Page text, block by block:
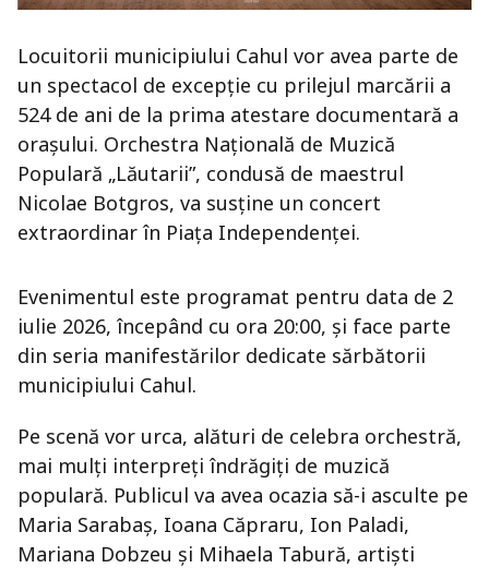
Locuitorii municipiului Cahul vor avea parte de
un spectacol de excepție cu prilejul marcării a
524 de ani de la prima atestare documentară a
orașului. Orchestra Națională de Muzică
Populară „Lăutarii”, condusă de maestrul
Nicolae Botgros, va susține un concert
extraordinar în Piața Independenței.
Evenimentul este programat pentru data de 2
iulie 2026, începând cu ora 20:00, și face parte
din seria manifestărilor dedicate sărbătorii
municipiului Cahul.
Pe scenă vor urca, alături de celebra orchestră,
mai mulți interpreți îndrăgiți de muzică
populară. Publicul va avea ocazia să-i asculte pe
Maria Sarabaș, Ioana Căpraru, Ion Paladi,
Mariana Dobzeu și Mihaela Tabură, artiști